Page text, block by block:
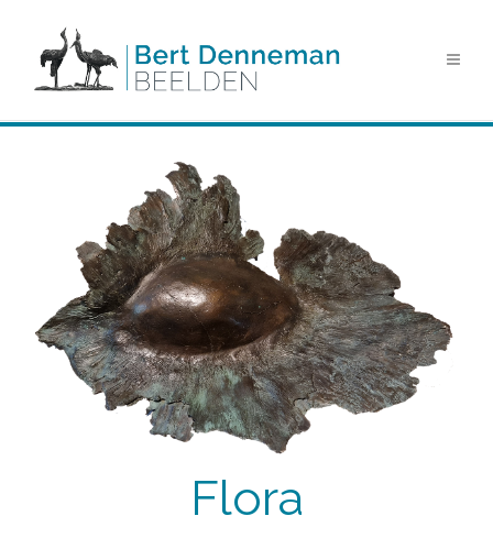
Flora